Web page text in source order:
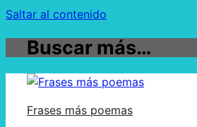
Saltar al contenido
Buscar más…
Frases más poemas